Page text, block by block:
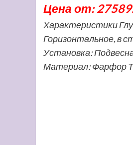
Цена от:
Характеристики
Горизонтальное, в
Установка:
Материал: Фарфор